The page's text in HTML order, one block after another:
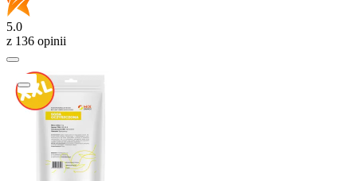
5.0
z 136 opinii